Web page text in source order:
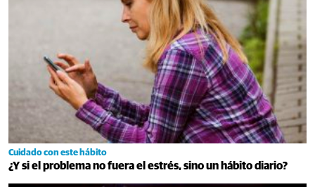
Cuidado con este hábito
¿Y si el problema no fuera el estrés, sino un hábito diario?